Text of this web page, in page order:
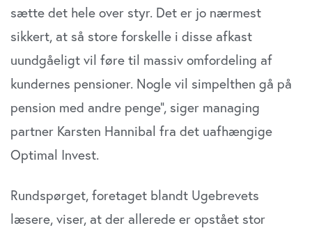
sætte det hele over styr. Det er jo nærmest
sikkert, at så store forskelle i disse afkast
uundgåeligt vil føre til massiv omfordeling af
kundernes pensioner. Nogle vil simpelthen gå på
pension med andre penge”, siger managing
partner Karsten Hannibal fra det uafhængige
Optimal Invest.
Rundspørget, foretaget blandt Ugebrevets
læsere, viser, at der allerede er opstået stor